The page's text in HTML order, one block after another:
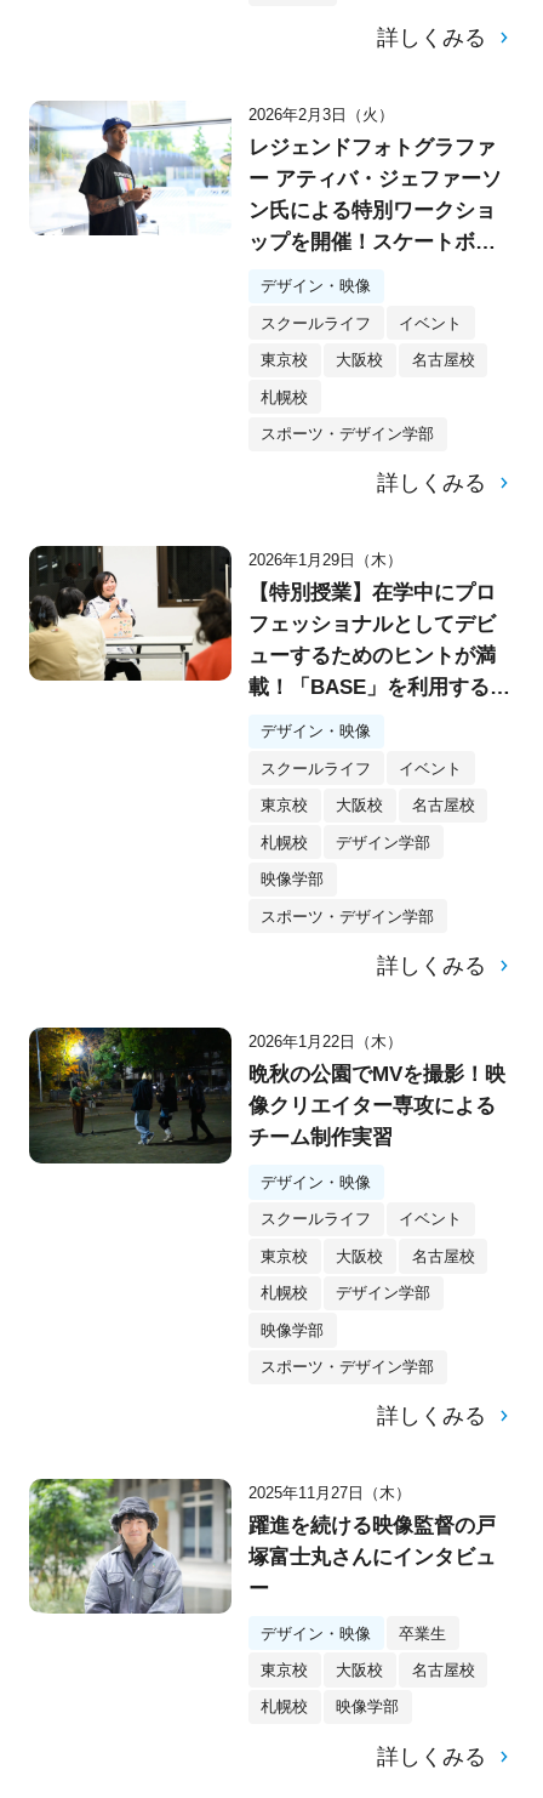
詳しくみる
2026年2月3日（火）
レジェンドフォトグラファ
ー アティバ・ジェファーソ
ン氏による特別ワークショ
ップを開催！スケートボー
ドカルチャーの「瞬間を切
は？
デザイン・映像
スクールライフ イベント
東京校 大阪校 名古屋校
札幌校
スポーツ・デザイン学部
詳しくみる
2026年1月29日（木）
【特別授業】在学中にプロ
フェッショナルとしてデビ
ューするためのヒントが満
載！「BASE」を利用するク
リエイター・yukino様特別
デザイン・映像
スクールライフ イベント
東京校 大阪校 名古屋校
札幌校 デザイン学部
映像学部
スポーツ・デザイン学部
詳しくみる
2026年1月22日（木）
晩秋の公園でMVを撮影！映
像クリエイター専攻による
チーム制作実習
デザイン・映像
スクールライフ イベント
東京校 大阪校 名古屋校
札幌校 デザイン学部
映像学部
スポーツ・デザイン学部
詳しくみる
2025年11月27日（木）
躍進を続ける映像監督の戸
塚富士丸さんにインタビュ
ー
デザイン・映像 卒業生
東京校 大阪校 名古屋校
札幌校 映像学部
詳しくみる